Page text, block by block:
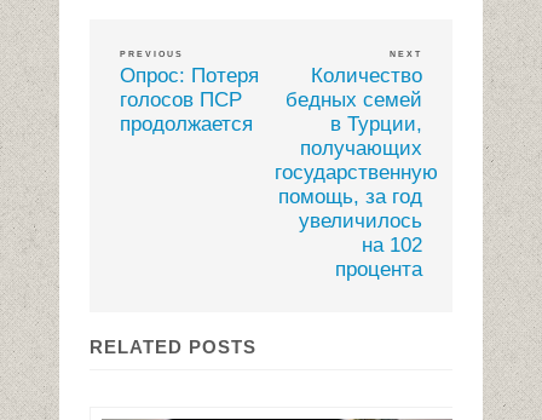
PREVIOUS
Опрос: Потеря
голосов ПСР
продолжается
NEXT
Количество
бедных семей
в Турции,
получающих
государственную
помощь, за год
увеличилось
на 102
процента
RELATED POSTS